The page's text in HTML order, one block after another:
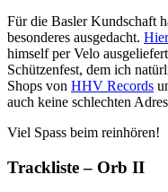
Für die Basler Kundschaft
besonderes ausgedacht. Hier
himself per Velo
Schützenfest, dem ich
Shops von HHV Records
auch keine schlechten
Viel Spass beim reinhören!
Trackliste – Orb II